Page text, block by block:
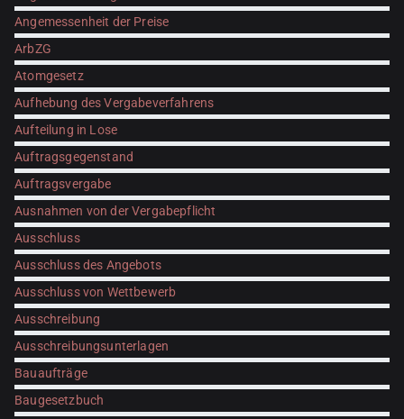
Angemessenheit der Preise
ArbZG
Atomgesetz
Aufhebung des Vergabeverfahrens
Aufteilung in Lose
Auftragsgegenstand
Auftragsvergabe
Ausnahmen von der Vergabepflicht
Ausschluss
Ausschluss des Angebots
Ausschluss von Wettbewerb
Ausschreibung
Ausschreibungsunterlagen
Bauaufträge
Baugesetzbuch